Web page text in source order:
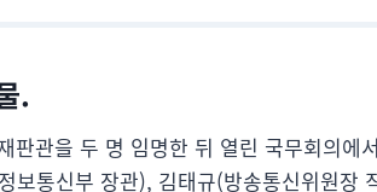
.
판관을 두 명 임명한 뒤 열린 국무회의
보통신부 장관), 김태규(방송통신위원장